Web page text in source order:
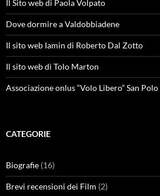
Il Sito web di Paola Volpato
Dove dormire a Valdobbiadene
Il sito web Iamin di Roberto Dal Zotto
Il sito web di Tolo Marton
Associazione onlus “Volo Libero” San
CATEGORIE
Biografie (16)
Brevi recensioni dei Film (2)